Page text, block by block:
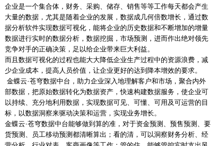
企业是一个集合体，财务、采购、储存、销售等等工作每天都会产生
大量的数据，尤其是随着企业的发展，数据成几何倍数增长，通过数
据分析软件实现数据可视化，能将企业的历史数据和不断增加的增量
数据进行实时的数据分析，数据挖掘，市场预测，进而作出绝对领先
竞争对手的正确决策，足以给企业带来巨大利益。
而且数据可视化的过程也能大大降低企业生产过程中的资源浪费，减
少企业成本，提高人员价值，让企业更好的达到降本增效的要求。
金蝶云·苍穹数据中台，助力企业深入地理解客户和市场，聚合内外
部数据，把原始数据转化为数据资产，快速构建数据服务，使企业可
以持续、充分地利用数据，实现数据可见、可懂、可用及可运营的目
标，以数据洞察来驱动决策和运营，实现业务增长。
金蝶云·苍穹数据中台能够做到算的准，对于资金预测、预售预测、要
货预测、员工移动预测都清晰算出；看的清，可以洞察财务分析、经